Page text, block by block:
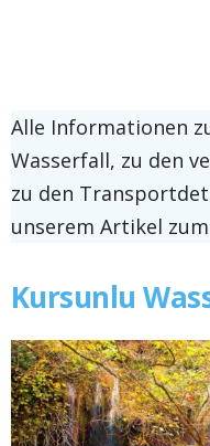
Alle Informationen
Wasserfall, zu den
zu den
unserem Artikel zum
Kursunlu